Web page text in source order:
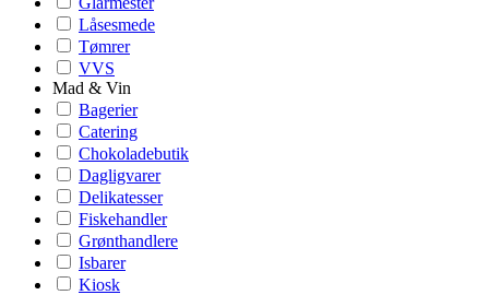
Låsesmede
Tømrer
VVS
Mad & Vin
Bagerier
Catering
Chokoladebutik
Dagligvarer
Delikatesser
Fiskehandler
Grønthandlere
Isbarer
Kiosk